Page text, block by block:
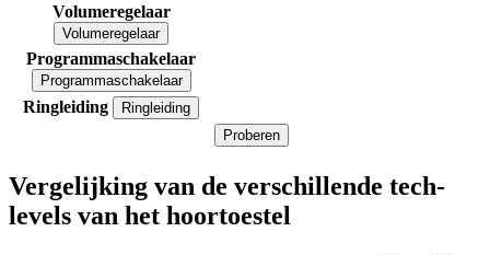
Volumeregelaar
Volumeregelaar
Programmaschakelaar
Programmaschakelaar
Ringleiding
Ringleiding
Proberen
Vergelijking van de verschillende tech-
levels van het hoortoestel